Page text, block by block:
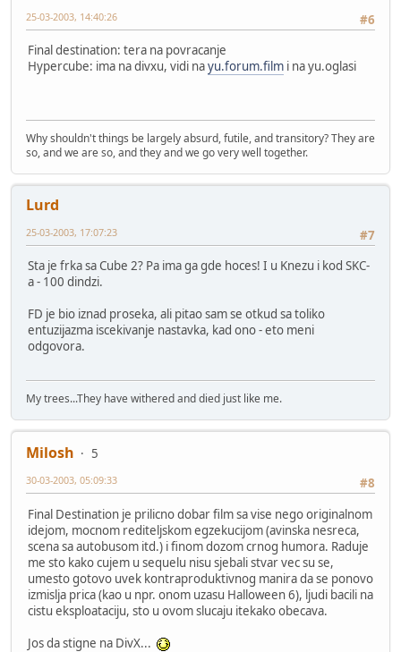
#6
25-03-2003, 14:40:26
Final destination: tera na povracanje
Hypercube: ima na divxu, vidi nayu.forum.film i na yu.oglasi
Why shouldn't things be largely absurd, futile, and transitory? They are
so, and we are so, and they and we go very well together.
Lurd
#7
25-03-2003, 17:07:23
Sta je frka sa Cube 2? Pa ima ga gde hoces! I u Knezu i kod SKC-
a - 100 dindzi.
FD je bio iznad proseka, ali pitao sam se otkud sa toliko
entuzijazma iscekivanje nastavka, kad ono - eto meni
odgovora.
My trees...They have withered and died just like me.
Milosh
5
#8
30-03-2003, 05:09:33
Final Destination je prilicno dobar film sa vise nego originalnom
idejom, mocnom rediteljskom egzekucijom (avinska nesreca,
scena sa autobusom itd.) i finom dozom crnog humora. Raduje
me sto kako cujem u sequelu nisu sjebali stvar vec su se,
umesto gotovo uvek kontraproduktivnog manira da se ponovo
izmislja prica (kao u npr. onom uzasu Halloween 6), ljudi bacili na
cistu eksploataciju, sto u ovom slucaju itekako obecava.
Jos da stigne na DivX...